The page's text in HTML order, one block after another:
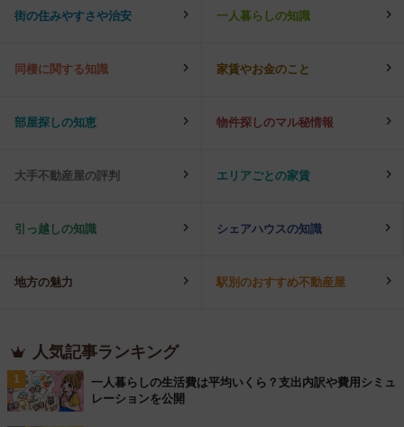
街の住みやすさや治安 一人暮らしの知識
同棲に関する知識 家賃やお金のこと
部屋探しの知恵 物件探しのマル秘情報
大手不動産屋の評判 エリアごとの家賃
引っ越しの知識 シェアハウスの知識
地方の魅力 駅別のおすすめ不動産屋
人気記事ランキング
1
一人暮らしの生活費は平均いくら？支出内訳や費用シミュ
レーションを公開